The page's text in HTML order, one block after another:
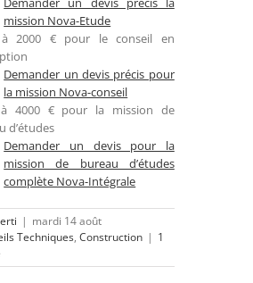
mission Nova-Etude
à 2000 € pour le conseil en
Demander un devis précis pour
la mission Nova-conseil
à 4000 € pour la mission de
d’études
Demander un devis pour la
mission de bureau d’études
complète Nova-Intégrale
| mardi 14 août
Techniques,Construction | 1